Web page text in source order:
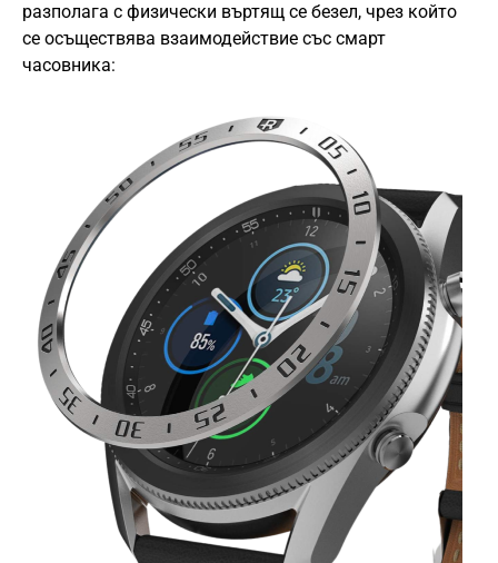
разполага с физически въртящ се безел, чрез който
се осъществява взаимодействие със смарт
часовника: